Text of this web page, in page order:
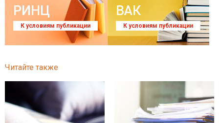
РИНЦ
К условиям публикации
ВАК
К условиям публикации
Читайте также